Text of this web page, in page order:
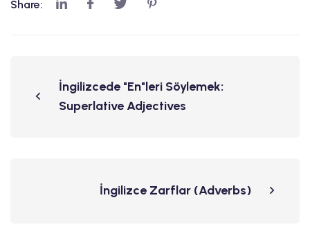
Share:
İngilizcede "En"leri Söylemek:
Superlative Adjectives
İngilizce Zarflar (Adverbs)